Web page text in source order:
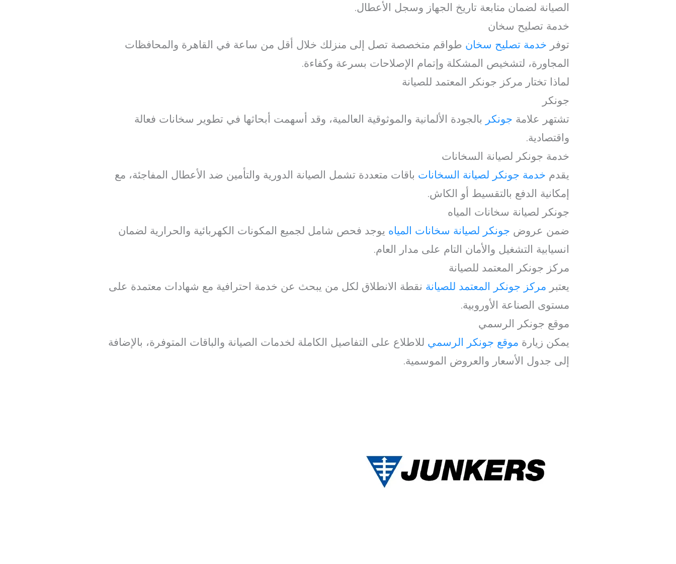
الصيانة لضمان متابعة تاريخ الجهاز وسجل الأعطال.
خدمة تصليح سخان
توفر خدمة تصليح سخان طواقم متخصصة تصل إلى منزلك خلال أقل من ساعة في القاهرة والمحافظات
المجاورة، لتشخيص المشكلة وإتمام الإصلاحات بسرعة وكفاءة.
لماذا تختار مركز جونكر المعتمد للصيانة
جونكر
تشتهر علامة جونكر بالجودة الألمانية والموثوقية العالمية، وقد أسهمت أبحاثها في تطوير سخانات فعالة
واقتصادية.
خدمة جونكر لصيانة السخانات
يقدم خدمة جونكر لصيانة السخانات باقات متعددة تشمل الصيانة الدورية والتأمين ضد الأعطال المفاجئة، مع
إمكانية الدفع بالتقسيط أو الكاش.
جونكر لصيانة سخانات المياه
ضمن عروض جونكر لصيانة سخانات المياه يوجد فحص شامل لجميع المكونات الكهربائية والحرارية لضمان
انسيابية التشغيل والأمان التام على مدار العام.
مركز جونكر المعتمد للصيانة
يعتبر مركز جونكر المعتمد للصيانة نقطة الانطلاق لكل من يبحث عن خدمة احترافية مع شهادات معتمدة على
مستوى الصناعة الأوروبية.
موقع جونكر الرسمي
يمكن زيارة موقع جونكر الرسمي للاطلاع على التفاصيل الكاملة لخدمات الصيانة والباقات المتوفرة، بالإضافة
إلى جدول الأسعار والعروض الموسمية.